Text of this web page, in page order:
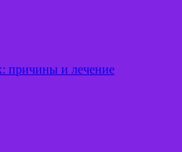
причины и лечение